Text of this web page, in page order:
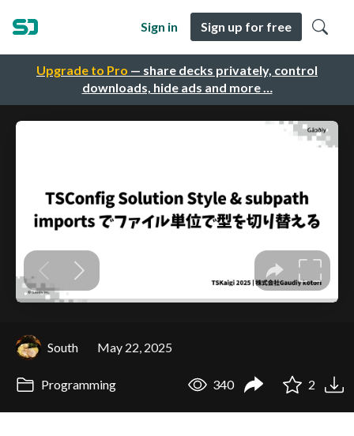
Upgrade to Pro — share decks privately, control
downloads, hide ads and more …
Sign in Sign up for free
South May 22, 2025
Programming 340 2